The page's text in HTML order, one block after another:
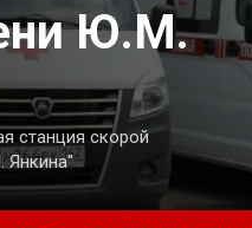
Ю.М.
станция скорой